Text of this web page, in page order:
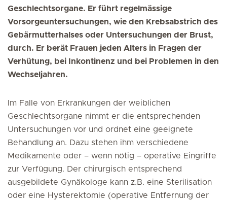
Geschlechtsorgane. Er führt regelmässige
Vorsorgeuntersuchungen, wie den Krebsabstrich des
Gebärmutterhalses oder Untersuchungen der Brust,
durch. Er berät Frauen jeden Alters in Fragen der
Verhütung, bei Inkontinenz und bei Problemen in den
Wechseljahren.
Im Falle von Erkrankungen der weiblichen
Geschlechtsorgane nimmt er die entsprechenden
Untersuchungen vor und ordnet eine geeignete
Behandlung an. Dazu stehen ihm verschiedene
Medikamente oder – wenn nötig – operative Eingriffe
zur Verfügung. Der chirurgisch entsprechend
ausgebildete Gynäkologe kann z.B. eine Sterilisation
oder eine Hysterektomie (operative Entfernung der